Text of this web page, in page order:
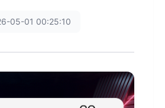
05-01 00:25:10